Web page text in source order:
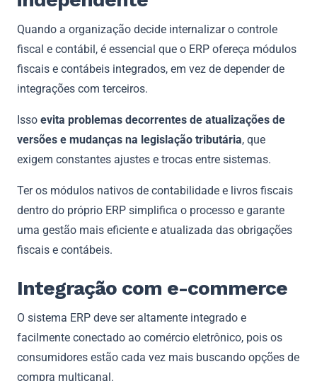
Quando a organização decide internalizar o controle
fiscal e contábil, é essencial que o ERP ofereça módulos
fiscais e contábeis integrados, em vez de depender de
integrações com terceiros.
Isso evita problemas decorrentes de atualizações de
versões e mudanças na legislação tributária, que
exigem constantes ajustes e trocas entre sistemas.
Ter os módulos nativos de contabilidade e livros fiscais
dentro do próprio ERP simplifica o processo e garante
uma gestão mais eficiente e atualizada das obrigações
fiscais e contábeis.
Integração com e-commerce
O sistema ERP deve ser altamente integrado e
facilmente conectado ao comércio eletrônico, pois os
consumidores estão cada vez mais buscando opções de
compra multicanal.